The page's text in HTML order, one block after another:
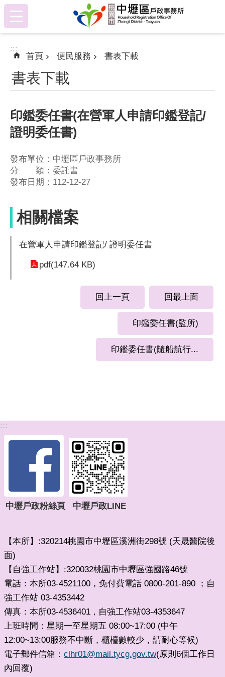
跳到主要內容區塊
:::
:::
首頁 便民服務 書表下載
書表下載
印鑑委任書(在營軍人申請印鑑登記/
證明委任書)
發布單位：中壢區戶政事務所
分 類：委託書
發布日期：112-12-27
相關檔案
在營軍人申請印鑑登記/ 證明委任書
pdf(147.64 KB)
回上一頁 回最上面
印鑑委任書(監所)
印鑑委任書(隨船航行...
:::
中壢戶政粉絲頁 中壢戶政LINE
【本所】:320214桃園市中壢區溪洲街298號 (天晟醫院後
面)
【自強工作站】:320032桃園市中壢區強國路46號
電話：本所03-4521100，免付費電話 0800-201-890 ；自
強工作站 03-4353442
傳真：本所03-4536401 ， 自強工作站03-4353647
上班時間：星期一至星期五 08:00~17:00 (中午
12:00~13:00服務不中斷，櫃檯數較少，請耐心等候)
電子郵件信箱： clhr01@mail.tycg.gov.tw(原則6個工作日
內回覆)